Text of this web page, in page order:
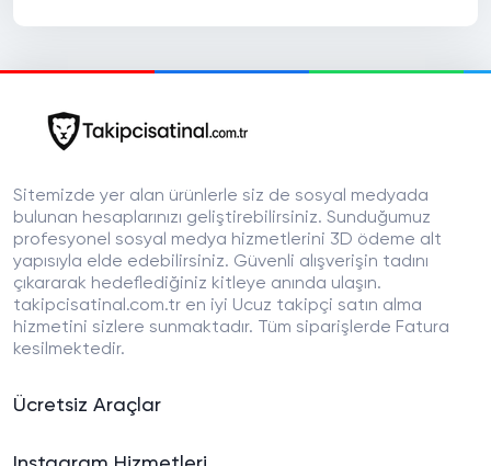
Sitemizde yer alan ürünlerle siz de sosyal medyada
bulunan hesaplarınızı geliştirebilirsiniz. Sunduğumuz
profesyonel sosyal medya hizmetlerini 3D ödeme alt
yapısıyla elde edebilirsiniz. Güvenli alışverişin tadını
çıkararak hedeflediğiniz kitleye anında ulaşın.
takipcisatinal.com.tr en iyi Ucuz takipçi satın alma
hizmetini sizlere sunmaktadır. Tüm siparişlerde Fatura
kesilmektedir.
Ücretsiz Araçlar